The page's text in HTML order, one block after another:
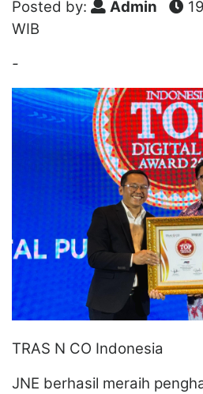
Posted by: Admin
WIB
-
TRAS N CO Indonesia
JNE berhasil meraih